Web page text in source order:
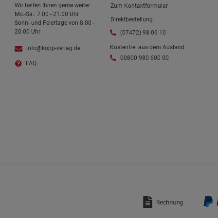
Wir helfen Ihnen gerne weiter.
Mo.-Sa.: 7.00 - 21.00 Uhr
Sonn- und Feiertage von 8.00 -
20.00 Uhr
info@kopp-verlag.de
FAQ
Zum Kontaktformular
Direktbestellung
(07472) 98 06 10
Kostenfrei aus dem Ausland
00800 980 600 00